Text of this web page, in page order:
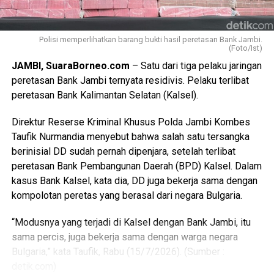
kabupaten/kota. Dan di setiap kabupaten membentuk
Kordinator kecamatan dengan anggota terdiri dari berbagai
desa. Program ini dibentuk untuk mengurai berbagai
persoalan yang muncul di tingkat desa agar tidak sampai
masuk ke ranah hukum,” ujar Firdaus.
Menurutnya, seluruh informasi dan persoalan yang
dalam sistem nasional melalui jejaring Pokja Newsroom
Jaga Desa yang tersebar di seluruh Indonesia.
“Apapun persoalan yang ada di desa akan terintegrasi ke
pusat melalui jejaring Pokja Newsroom Jaga Desa.
Program yang dibentuk Kejaksaan Agung ini memberikan
merupakan bagian dari aset-aset negara yang berada di
desa agar dikelola secara efektif sesuai peruntukan dan
aturan yang berlaku,” katanya.
Polisi memperlihatkan barang bukti hasil peretasan Bank Jambi.
(Foto/Ist)
JAMBI, SuaraBorneo.com – Satu dari tiga pelaku jaringan
peretasan Bank Jambi ternyata residivis. Pelaku terlibat
peretasan Bank Kalimantan Selatan (Kalsel).
Direktur Reserse Kriminal Khusus Polda Jambi Kombes
Taufik Nurmandia menyebut bahwa salah satu tersangka
berinisial DD sudah pernah dipenjara, setelah terlibat
peretasan Bank Pembangunan Daerah (BPD) Kalsel. Dalam
kasus Bank Kalsel, kata dia, DD juga bekerja sama dengan
kompolotan peretas yang berasal dari negara Bulgaria.
“Modusnya yang terjadi di Kalsel dengan Bank Jambi, itu
sama percis, juga bekerja sama dengan warga negara
Bulgaria,” kata Taufik, Rabu (15/7/2026). (Sumber :